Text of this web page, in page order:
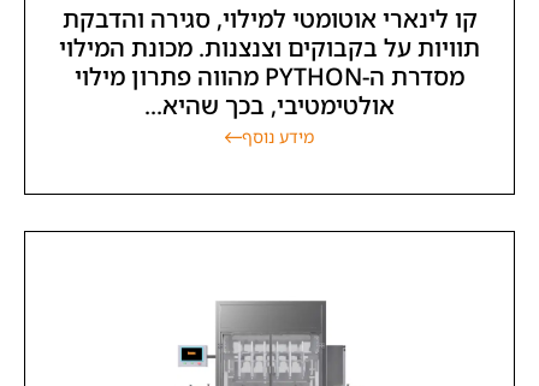
קו לינארי אוטומטי למילוי, סגירה והדבקת
תוויות על בקבוקים וצנצנות. מכונת המילוי
מסדרת ה-PYTHON מהווה פתרון מילוי
אולטימטיבי, בכך שהיא...
מידע נוסף